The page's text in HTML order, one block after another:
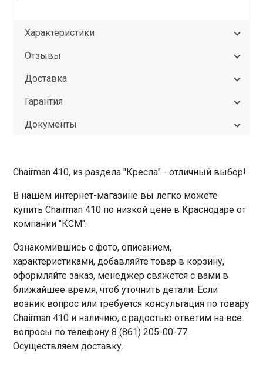
Характеристики
Отзывы
Доставка
Гарантия
Документы
Chairman 410, из раздела "Кресла" - отличный выбор!
В нашем интернет-магазине вы легко можете
купить Chairman 410 по низкой цене в Краснодаре от
компании "КСМ".
Ознакомившись с фото, описанием,
характеристиками, добавляйте товар в корзину,
оформляйте заказ, менеджер свяжется с вами в
ближайшее время, чтоб уточнить детали. Если
возник вопрос или требуется консультация по товару
Chairman 410 и наличию, с радостью ответим на все
вопросы по телефону8 (861) 205-00-77.
Осуществляем доставку.